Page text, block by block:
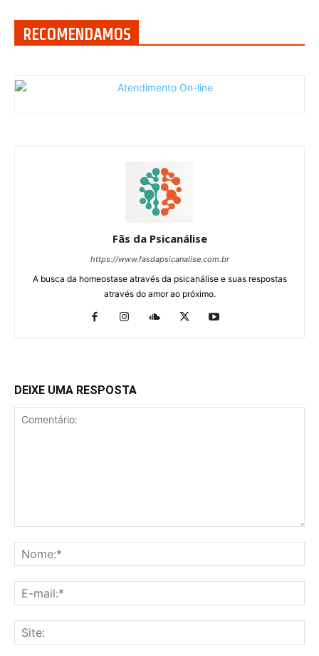
RECOMENDAMOS
Fãs da Psicanálise
https://www.fasdapsicanalise.com.br
A busca da homeostase através da psicanálise e suas respostas
através do amor ao próximo.
DEIXE UMA RESPOSTA